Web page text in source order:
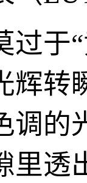
过于
辉转
调的
里透